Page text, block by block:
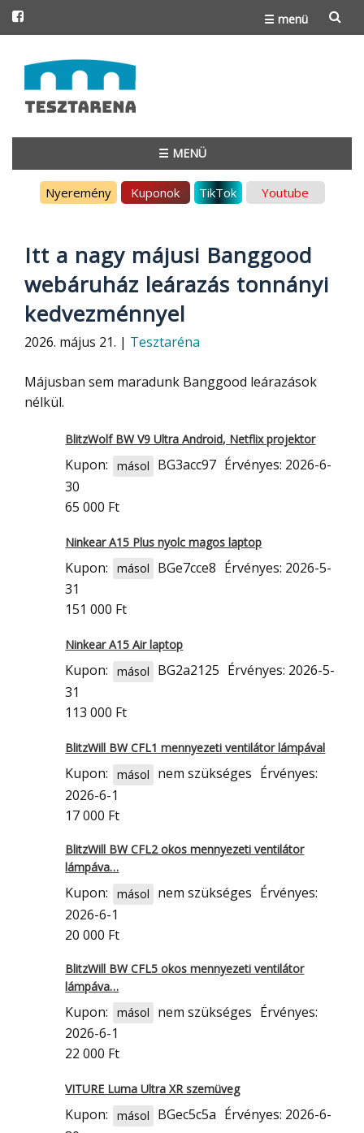
☰ menü
to
content
☰ MENÜ
Nyeremény Kuponok TikTok Youtube
Itt a nagy májusi Banggood
webáruház leárazás tonnányi
kedvezménnyel
2026. május 21. | Tesztaréna
Májusban sem maradunk Banggood leárazások
nélkül.
BlitzWolf BW V9 Ultra Android, Netflix projektor
Kupon: másol BG3acc97 Érvényes: 2026-6-
30
65 000 Ft
Ninkear A15 Plus nyolc magos laptop
Kupon: másol BGe7cce8 Érvényes: 2026-5-
31
151 000 Ft
Ninkear A15 Air laptop
Kupon: másol BG2a2125 Érvényes: 2026-5-
31
113 000 Ft
BlitzWill BW CFL1 mennyezeti ventilátor lámpával
Kupon: másol nem szükséges Érvényes:
2026-6-1
17 000 Ft
BlitzWill BW CFL2 okos mennyezeti ventilátor
lámpáva…
Kupon: másol nem szükséges Érvényes:
2026-6-1
20 000 Ft
BlitzWill BW CFL5 okos mennyezeti ventilátor
lámpáva…
Kupon: másol nem szükséges Érvényes:
2026-6-1
22 000 Ft
VITURE Luma Ultra XR szemüveg
Kupon: másol BGec5c5a Érvényes: 2026-6-